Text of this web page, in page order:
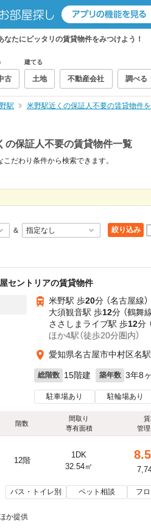
たにピッタリの賃貸物件をみつけよう！
古
建てる
土地 不動産会社 調べる
駅 米野駅近くの保証人不要の賃貸物件
の保証人不要の賃貸物件一覧
だわり条件から検索できます。
＆ 絞り込み
セントリアの賃貸物件
米野駅 歩20分 （名古屋線）
大須観音駅 歩12分 （鶴舞線
ささしまライブ駅 歩12分
ほか4駅（徒歩20分圏内）
愛知県名古屋市中村区名
総階数 15階建 築年数 3年8
駐車場あり 駐輪場あり
階数
間取り
専有面積
管
12階
1DK
32.54㎡
8.5
バス・トイレ別 ペット相談 フ
か提供